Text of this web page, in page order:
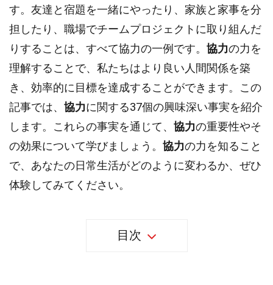
す。友達と宿題を一緒にやったり、家族と家事を分
担したり、職場でチームプロジェクトに取り組んだ
りすることは、すべて協力の一例です。 協力の力を
理解することで、私たちはより良い人間関係を築
き、効率的に目標を達成することができます。この
記事では、 協力に関する37個の興味深い事実を紹介
します。これらの事実を通じて、 協力の重要性やそ
の効果について学びましょう。 協力の力を知ること
で、あなたの日常生活がどのように変わるか、ぜひ
体験してみてください。
目次